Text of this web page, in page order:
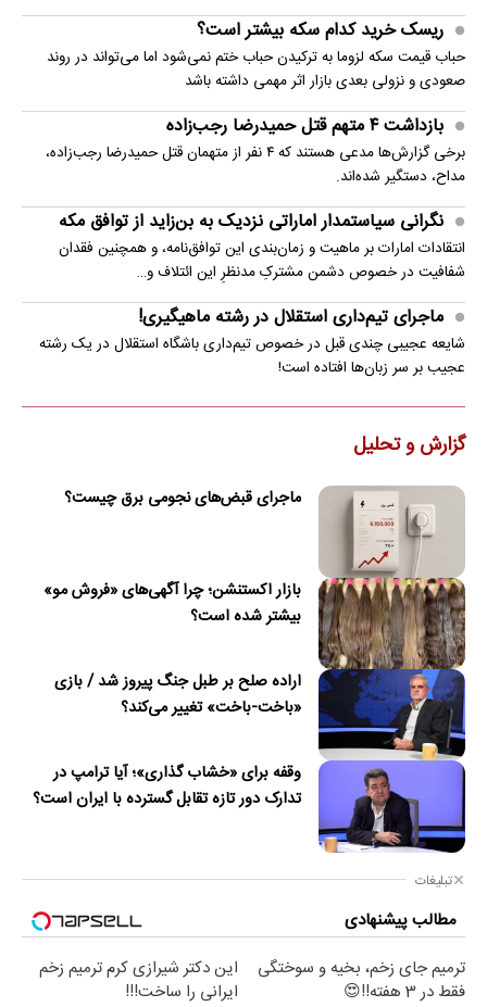
ریسک خرید کدام سکه بیشتر است؟
حباب قیمت سکه لزوما به ترکیدن حباب ختم نمی‌شود اما می‌تواند در روند
صعودی و نزولی بعدی بازار اثر مهمی داشته باشد
بازداشت ۴ متهم قتل حمیدرضا رجب‌زاده
برخی گزارش‌ها مدعی هستند که ۴ نفر از متهمان قتل حمیدرضا رجب‌زاده،
مداح، دستگیر شده‌اند.
نگرانی سیاستمدار اماراتی نزدیک به بن‌زاید از توافق مکه
انتقادات امارات بر ماهیت و زمان‌بندی این توافق‌نامه، و همچنین فقدان
شفافیت در خصوص دشمن مشترکِ مدنظرِ این ائتلاف و…
ماجرای تیم‌داری استقلال در رشته ماهیگیری!
شایعه عجیبی چندی قبل در خصوص تیم‌داری باشگاه استقلال در یک رشته
عجیب بر سر زبان‌ها افتاده است!
گزارش و تحلیل
ماجرای قبض‌های نجومی برق چیست؟
بازار اکستنشن؛ چرا آگهی‌های «فروش مو»
بیشتر شده است؟
اراده صلح بر طبل جنگ پیروز شد / بازی
«باخت-باخت» تغییر می‌کند؟
وقفه برای «خشاب گذاری»؛ آیا ترامپ در
تدارک دور تازه تقابل گسترده با ایران است؟
تبلیغات
مطالب پیشنهادی
ترمیم جای زخم، بخیه و سوختگی
فقط در 3 هفته!!😍
این دکتر شیرازی کرم ترمیم زخم
ایرانی را ساخت!!!